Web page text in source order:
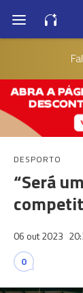
DESPORTO
“Será
06 out 2023
0